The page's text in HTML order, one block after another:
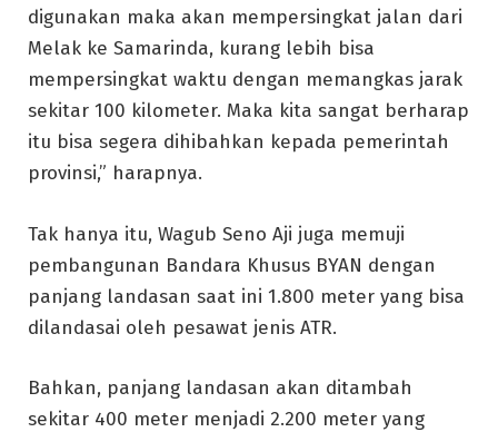
digunakan maka akan mempersingkat jalan dari
Melak ke Samarinda, kurang lebih bisa
mempersingkat waktu dengan memangkas jarak
sekitar 100 kilometer. Maka kita sangat berharap
itu bisa segera dihibahkan kepada pemerintah
provinsi,” harapnya.
Tak hanya itu, Wagub Seno Aji juga memuji
pembangunan Bandara Khusus BYAN dengan
panjang landasan saat ini 1.800 meter yang bisa
dilandasai oleh pesawat jenis ATR.
Bahkan, panjang landasan akan ditambah
sekitar 400 meter menjadi 2.200 meter yang